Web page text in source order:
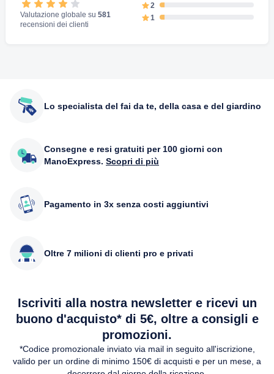
Valutazione globale su 581
recensioni dei clienti
2
1
Lo specialista del fai da te, della casa e del giardino
Consegne e resi gratuiti per 100 giorni con
ManoExpress. Scopri di più
Pagamento in 3x senza costi aggiuntivi
Oltre 7 milioni di clienti pro e privati
Iscriviti alla nostra newsletter e ricevi un
buono d'acquisto* di 5€, oltre a consigli e
promozioni.
*Codice promozionale inviato via mail in seguito all'iscrizione,
valido per un ordine di minimo 150€ di acquisti e per un mese, a